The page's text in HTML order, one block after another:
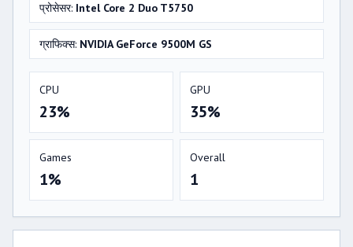
प्रोसेसर: Intel Core 2 Duo T5750
ग्राफिक्स: NVIDIA GeForce 9500M GS
CPU
23%
GPU
35%
Games
1%
Overall
1